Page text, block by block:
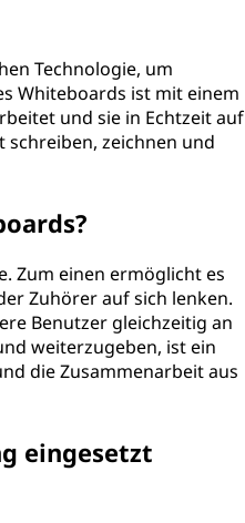
Technologie, um
Whiteboards ist mit einem
und sie in Echtzeit auf
schreiben, zeichnen und
Zum einen ermöglicht es
Zuhörer auf sich lenken.
Benutzer gleichzeitig an
weiterzugeben, ist ein
die Zusammenarbeit aus
eingesetzt